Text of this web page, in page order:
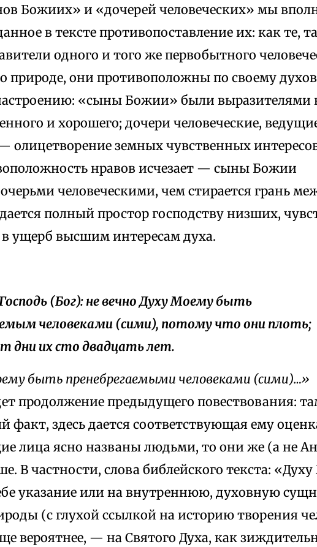
Божиих» и «дочерей человеческих» мы
в тексте противопоставление их: как те,
одного и того же первобытного
природе, они противоположны по своему
«сыны Божии» были выразителями
и хорошего; дочери человеческие,
олицетворение земных чувственных
нравов исчезает — сыны Божии
человеческими, чем стирается грань
полный простор господству низших,
в ущерб высшим интересам духа.
(Бог): не вечно Духу Моему быть
человеками (сими), потому что они плоть;
дни их сто двадцать лет.
быть пренебрегаемыми человеками (сими)…»
продолжение предыдущего повествования:
факт, здесь дается соответствующая ему
лица ясно названы людьми, то они же (а не
В частности, слова библейского текста:
указание или на внутреннюю, духовную
(с глухой ссылкой на историю творения
вероятнее, — на Святого Духа, как